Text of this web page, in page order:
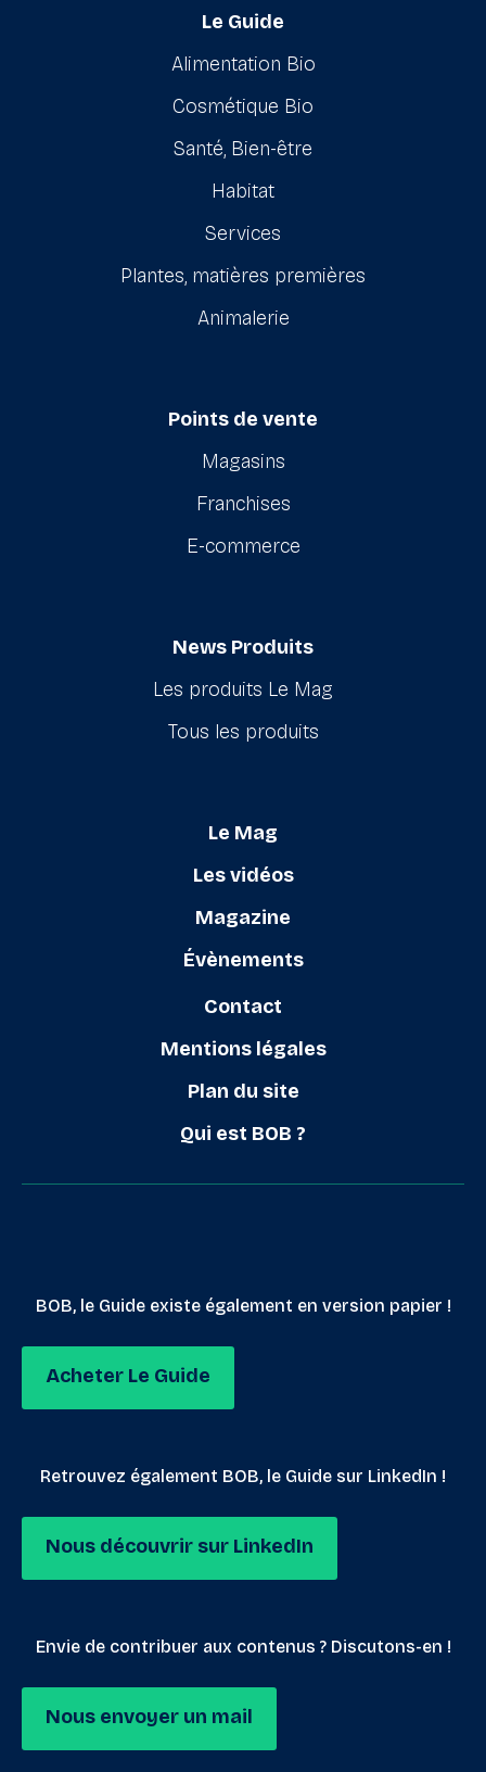
Le Guide
Alimentation Bio
Cosmétique Bio
Santé, Bien-être
Habitat
Services
Plantes, matières premières
Animalerie
Points de vente
Magasins
Franchises
E-commerce
News Produits
Les produits Le Mag
Tous les produits
Le Mag
Les vidéos
Magazine
Évènements
Contact
Mentions légales
Plan du site
Qui est BOB ?
BOB, le Guide existe également en version papier !
Acheter Le Guide
Retrouvez également BOB, le Guide sur LinkedIn !
Nous découvrir sur LinkedIn
Envie de contribuer aux contenus ? Discutons-en !
Nous envoyer un mail